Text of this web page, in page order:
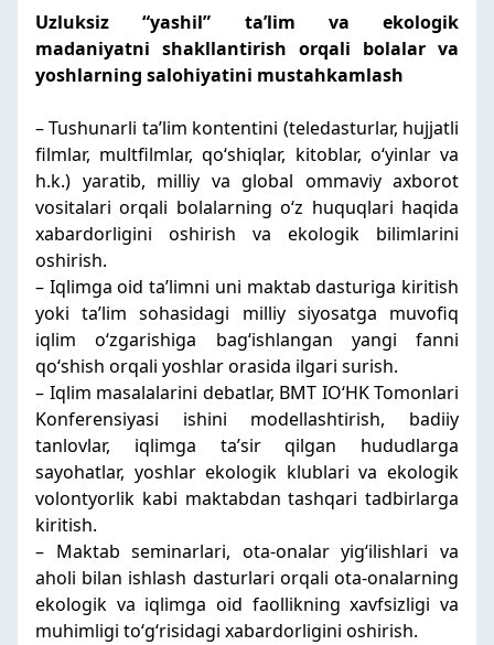
Uzluksiz “yashil” taʼlim va ekologik
madaniyatni shakllantirish orqali bolalar va
yoshlarning salohiyatini mustahkamlash
– Tushunarli taʼlim kontentini (teledasturlar, hujjatli
filmlar, multfilmlar, qoʻshiqlar, kitoblar, oʻyinlar va
h.k.) yaratib, milliy va global ommaviy axborot
vositalari orqali bolalarning oʻz huquqlari haqida
xabardorligini oshirish va ekologik bilimlarini
oshirish.
– Iqlimga oid taʼlimni uni maktab dasturiga kiritish
yoki taʼlim sohasidagi milliy siyosatga muvofiq
iqlim oʻzgarishiga bagʻishlangan yangi fanni
qoʻshish orqali yoshlar orasida ilgari surish.
– Iqlim masalalarini debatlar, BMT IOʻHK Tomonlari
Konferensiyasi ishini modellashtirish, badiiy
tanlovlar, iqlimga taʼsir qilgan hududlarga
sayohatlar, yoshlar ekologik klublari va ekologik
volontyorlik kabi maktabdan tashqari tadbirlarga
kiritish.
– Maktab seminarlari, ota-onalar yigʻilishlari va
aholi bilan ishlash dasturlari orqali ota-onalarning
ekologik va iqlimga oid faollikning xavfsizligi va
muhimligi toʻgʻrisidagi xabardorligini oshirish.